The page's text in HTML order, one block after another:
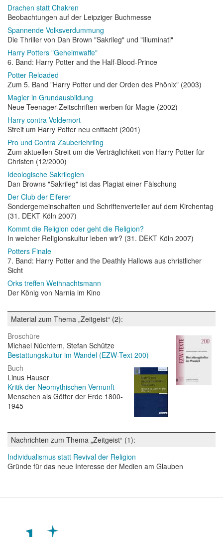
Drachen statt Chakren
Beobachtungen auf der Leipziger Buchmesse
Spannende Volksverdummung
Die Thriller von Dan Brown "Sakrileg" und "Illuminati"
Harry Potters "Geheimwaffe"
6. Band: Harry Potter and the Half-Blood-Prince
Potter Reloaded
Zum 5. Band "Harry Potter und der Orden des Phönix" (2003)
Magier in Grundausbildung
Neue Teenager-Zeitschriften werben für Magie (2002)
Harry contra Voldemort
Streit um Harry Potter neu entfacht (2001)
Pro und Contra Zauberlehrling
Zum aktuellen Streit um die Verträglichkeit von Harry Potter für
Christen (12/2000)
Ideologische Sakrilegien
Dan Browns "Sakrileg" ist das Plagiat einer Fälschung
Der Club der Eiferer
Sondergemeinschaften und Schriftenverteiler auf dem Kirchentag
(31. DEKT Köln 2007)
Kommt die Religion oder geht die Religion?
In welcher Religionskultur leben wir? (31. DEKT Köln 2007)
Potters Finale
7. Band: Harry Potter and the Deathly Hallows aus christlicher
Sicht
Orks treffen Weihnachtsmann
Der König von Narnia im Kino
Material zum Thema „Zeitgeist“ (2):
Broschüre
Michael Nüchtern, Stefan Schütze
Bestattungskultur im Wandel (EZW-Text 200)
Buch
Linus Hauser
Kritik der Neomythischen Vernunft
Menschen als Götter der Erde 1800-
1945
Nachrichten zum Thema „Zeitgeist“ (1):
Individualismus statt Revival der Religion
Gründe für das neue Interesse der Medien am Glauben